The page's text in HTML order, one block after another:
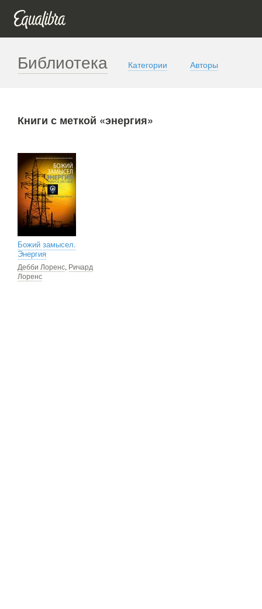
Библиотека Категории Авторы
Книги с меткой «энергия»
Божий замысел.
Энергия
Дебби Лоренс, Ричард
Лоренс